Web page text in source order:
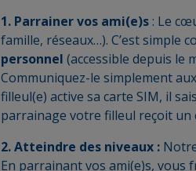
1. Parrainer vos ami(e)s : Le
famille, réseaux…). C’est simple
personnel (accessible depuis le
Communiquez-le simplement
filleul(e) active sa carte SIM, il
parrainage votre filleul reçoit un
2. Atteindre des niveaux :
En parrainant vos ami(e)s, vous